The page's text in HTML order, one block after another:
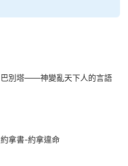
巴別塔——神變亂天下人的言語
約拿書-約拿違命